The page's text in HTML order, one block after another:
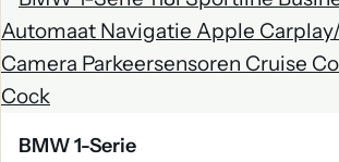
BMW 1-Serie